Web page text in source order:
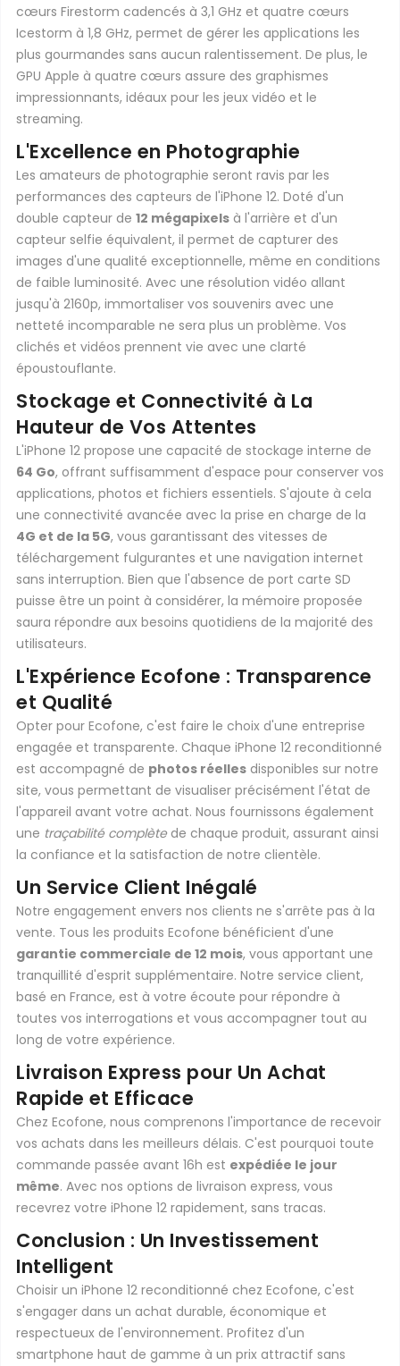
cœurs Firestorm cadencés à 3,1 GHz et quatre cœurs
Icestorm à 1,8 GHz, permet de gérer les applications les
plus gourmandes sans aucun ralentissement. De plus, le
GPU Apple à quatre cœurs assure des graphismes
impressionnants, idéaux pour les jeux vidéo et le
streaming.
L'Excellence en Photographie
Les amateurs de photographie seront ravis par les
performances des capteurs de l'iPhone 12. Doté d'un
double capteur de 12 mégapixels à l'arrière et d'un
capteur selfie équivalent, il permet de capturer des
images d'une qualité exceptionnelle, même en conditions
de faible luminosité. Avec une résolution vidéo allant
jusqu'à 2160p, immortaliser vos souvenirs avec une
netteté incomparable ne sera plus un problème. Vos
clichés et vidéos prennent vie avec une clarté
époustouflante.
Stockage et Connectivité à La
Hauteur de Vos Attentes
L'iPhone 12 propose une capacité de stockage interne de
64 Go, offrant suffisamment d'espace pour conserver vos
applications, photos et fichiers essentiels. S'ajoute à cela
une connectivité avancée avec la prise en charge de la
4G et de la 5G, vous garantissant des vitesses de
téléchargement fulgurantes et une navigation internet
sans interruption. Bien que l'absence de port carte SD
puisse être un point à considérer, la mémoire proposée
saura répondre aux besoins quotidiens de la majorité des
utilisateurs.
L'Expérience Ecofone : Transparence
et Qualité
Opter pour Ecofone, c'est faire le choix d'une entreprise
engagée et transparente. Chaque iPhone 12 reconditionné
est accompagné de photos réelles disponibles sur notre
site, vous permettant de visualiser précisément l'état de
l'appareil avant votre achat. Nous fournissons également
une traçabilité complète de chaque produit, assurant ainsi
la confiance et la satisfaction de notre clientèle.
Un Service Client Inégalé
Notre engagement envers nos clients ne s'arrête pas à la
vente. Tous les produits Ecofone bénéficient d'une
garantie commerciale de 12 mois, vous apportant une
tranquillité d'esprit supplémentaire. Notre service client,
basé en France, est à votre écoute pour répondre à
toutes vos interrogations et vous accompagner tout au
long de votre expérience.
Livraison Express pour Un Achat
Rapide et Efficace
Chez Ecofone, nous comprenons l'importance de recevoir
vos achats dans les meilleurs délais. C'est pourquoi toute
commande passée avant 16h est expédiée le jour
même. Avec nos options de livraison express, vous
recevrez votre iPhone 12 rapidement, sans tracas.
Conclusion : Un Investissement
Intelligent
Choisir un iPhone 12 reconditionné chez Ecofone, c'est
s'engager dans un achat durable, économique et
respectueux de l'environnement. Profitez d'un
smartphone haut de gamme à un prix attractif sans